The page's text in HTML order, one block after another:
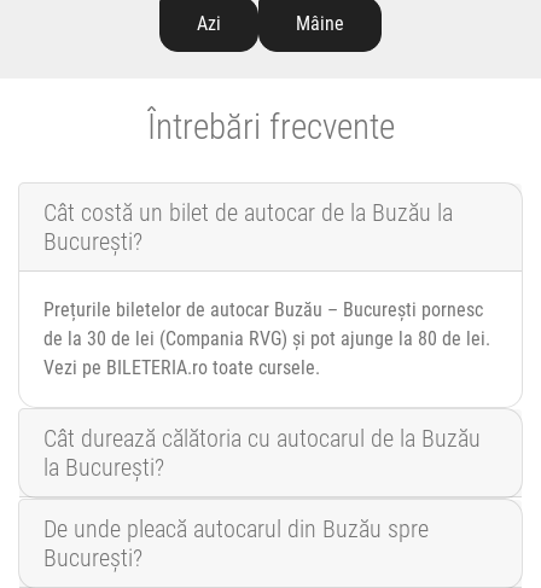
Azi Mâine
Întrebări frecvente
Cât costă un bilet de autocar de la Buzău la
București?
Prețurile biletelor de autocar Buzău – București pornesc
de la 30 de lei (Compania RVG) și pot ajunge la 80 de lei.
Vezi pe BILETERIA.ro toate cursele.
Cât durează călătoria cu autocarul de la Buzău
la București?
De unde pleacă autocarul din Buzău spre
București?